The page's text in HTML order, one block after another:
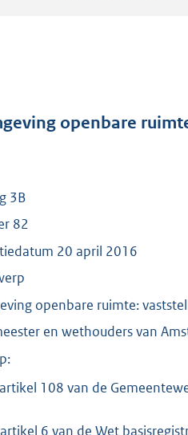
openbare
3B
82
20 april 2016
openbare ruimte:
en wethouders van
artikel 108 van de
artikel 6 van de Wet